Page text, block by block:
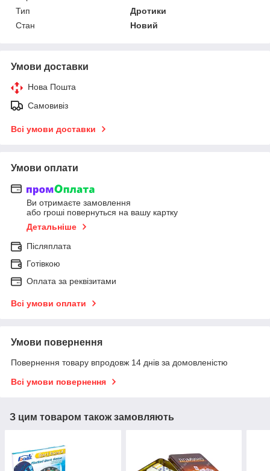
Тип
Дротики
Стан
Новий
Умови доставки
Нова Пошта
Самовивіз
Всі умови доставки
Умови оплати
Ви отримаєте замовлення
або гроші повернуться на вашу картку
Детальніше
Післяплата
Готівкою
Оплата за реквізитами
Всі умови оплати
Умови повернення
Повернення товару впродовж 14 днів за домовленістю
Всі умови повернення
З цим товаром також замовляють